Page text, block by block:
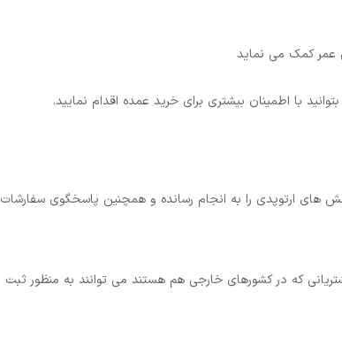
عمر کمک می نماید
با اطمینان بیشتری برای خرید عمده اقدام نمایید.
های ارتوپدی را به انجام رسانده و همچنین پاسخگوی سفارشات
که در کشورهای خارجی هم هستند می توانند به منظور ثبت